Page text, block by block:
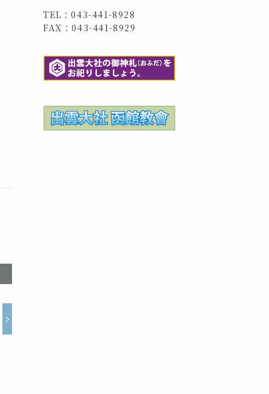
TEL：043-441-8928
FAX：043-441-8929